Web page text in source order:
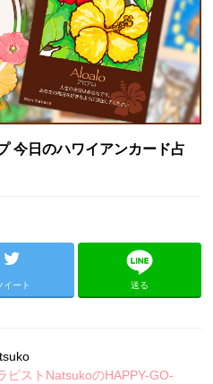
今日のハワイアンカード占
イート 送る
ピストNatsukoのHAPPY-GO-